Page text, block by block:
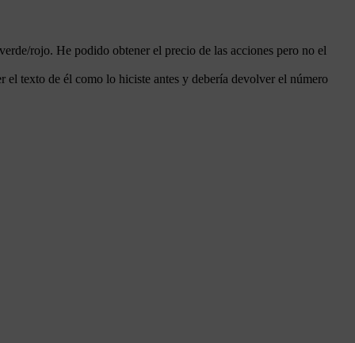
rojo. He podido obtener el precio de las acciones pero no el
texto de él como lo hiciste antes y debería devolver el número